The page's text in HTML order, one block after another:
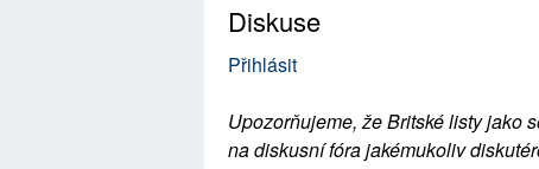
Diskuse
Přihlásit
Upozorňujeme, že Britské listy jako
na diskusní fóra jakémukoliv